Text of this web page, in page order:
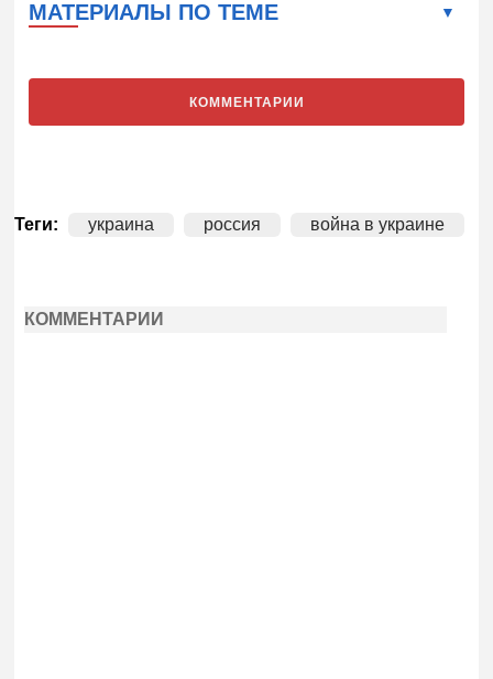
МАТЕРИАЛЫ ПО ТЕМЕ
КОММЕНТАРИИ
Теги: украина россия война в украине
КОММЕНТАРИИ